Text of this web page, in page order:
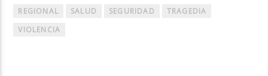
REGIONAL
SALUD SEGURIDAD
TRAGEDIA
VIOLENCIA